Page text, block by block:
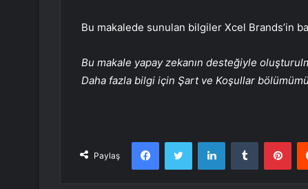
Bu makalede sunulan bilgiler Xcel Brands’in
Bu makale yapay zekanın desteğiyle
Daha fazla bilgi için Şart ve Koşullar
Paylaş
FacebookTwitter LinkedInTumblr